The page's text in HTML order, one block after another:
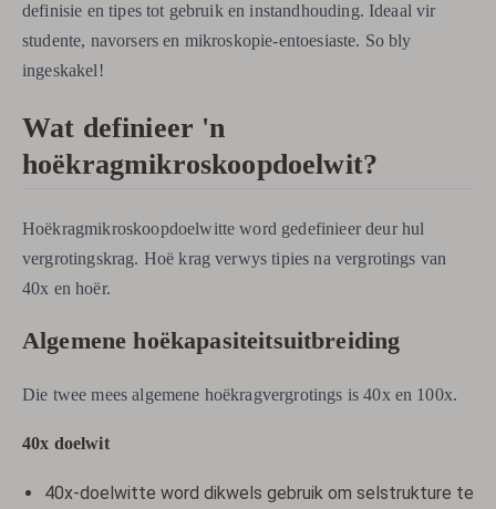
definisie en tipes tot gebruik en instandhouding. Ideaal vir
studente, navorsers en mikroskopie-entoesiaste. So bly
ingeskakel!
Wat definieer 'n
hoëkragmikroskoopdoelwit?
Hoëkragmikroskoopdoelwitte word gedefinieer deur hul
vergrotingskrag. Hoë krag verwys tipies na vergrotings van
40x en hoër.
Algemene hoëkapasiteitsuitbreiding
Die twee mees algemene hoëkragvergrotings is 40x en 100x.
40x doelwit
40x-doelwitte word dikwels gebruik om selstrukture te